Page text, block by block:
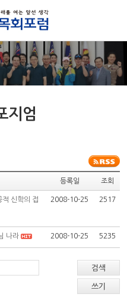
지엄
등록일 조회
적 신학의 접 2008-10-25 2517
나라 2008-10-25 5235
검색
쓰기